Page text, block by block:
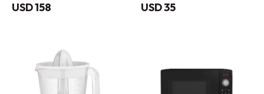
USD158 USD35